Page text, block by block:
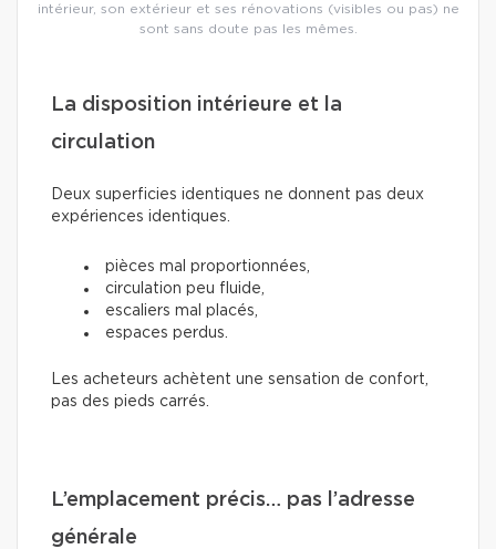
intérieur, son extérieur et ses rénovations (visibles ou pas) ne
sont sans doute pas les mêmes.
La disposition intérieure et la
circulation
Deux superficies identiques ne donnent pas deux
expériences identiques.
pièces mal proportionnées,
circulation peu fluide,
escaliers mal placés,
espaces perdus.
Les acheteurs achètent une sensation de confort,
pas des pieds carrés.
L’emplacement précis… pas l’adresse
générale